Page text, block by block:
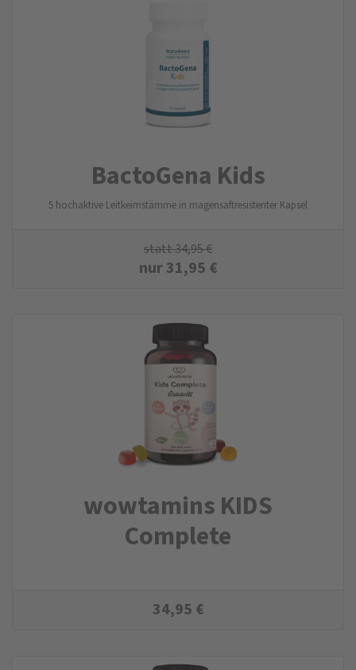
BactoGena Kids
5 hochaktive Leitkeimstämme in magensaftresistenter Kapsel
statt34,95€
nur31,95 €
wowtamins KIDS
Complete
34,95 €